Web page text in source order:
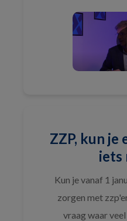
ZZP, kun je
iets
Kun je vanaf 1
zorgen met
vraag waar